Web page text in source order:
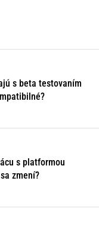
s beta testovaním
s platformou
zmení?